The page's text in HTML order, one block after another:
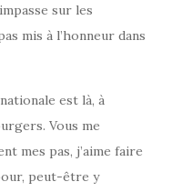
sur les
mis à l’honneur dans
est là, à
Vous me
mes pas, j’aime faire
peut-être y